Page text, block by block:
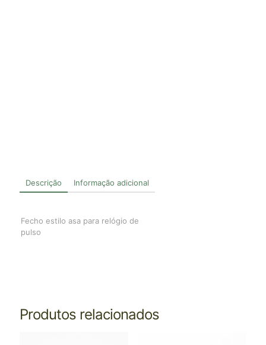
Descrição Informação adicional
Fecho estilo asa para relógio de
pulso
Produtos relacionados